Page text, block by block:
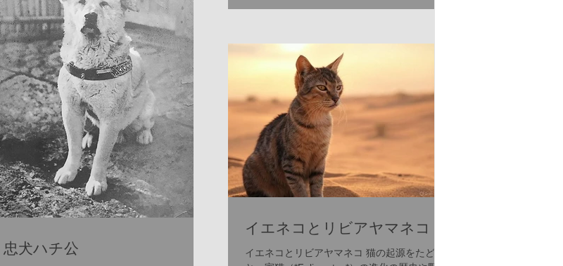
忠犬ハチ公
イエネコとリビアヤマネコ
イエネコとリビアヤマネコ 猫の起源をたどる